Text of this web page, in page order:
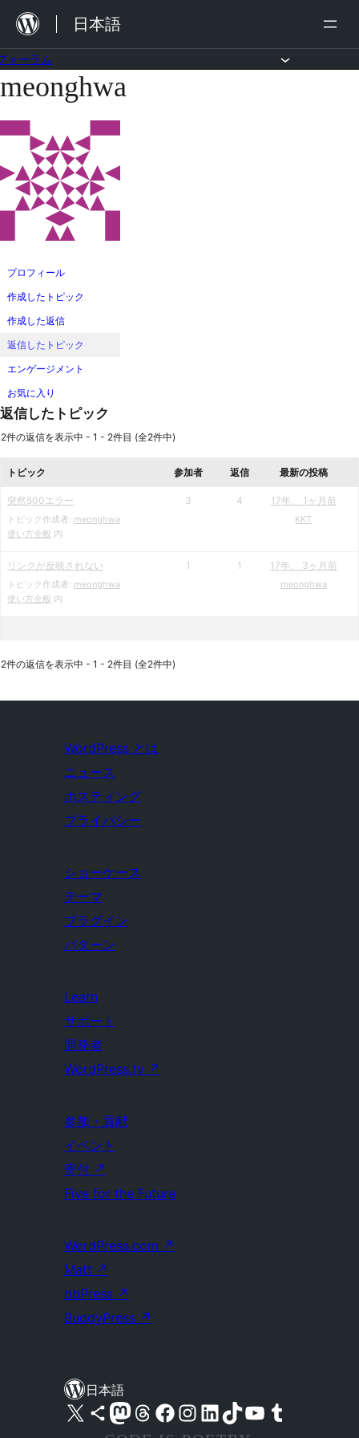
を
ス
ッ
日本語
ォーラム
コ
ツ
ッ
プ
meonghwa
プロフィール
作成したトピック
作成した返信
返信したトピック
エンゲージメント
お気に入り
返信したトピック
2件の返信を表示中 - 1 - 2件目 (全2件中)
トピック 参加者 返信 最新の投稿
突然500エラー
トピック作成者: meonghwa
使い方全般 内
3 4 17年、 1ヶ月前
KKT
リンクが反映されない
トピック作成者: meonghwa
使い方全般 内
1 1 17年、 3ヶ月前
meonghwa
2件の返信を表示中 - 1 - 2件目 (全2件中)
WordPress とは
ニュース
ホスティング
プライバシー
ショーケース
テーマ
プラグイン
パターン
Learn
サポート
開発者
WordPress.tv ↗
参加・貢献
イベント
寄付 ↗
Five for the Future
WordPress.com ↗
Matt ↗
bbPress ↗
BuddyPress ↗
日本語
X (旧 Twitter) アカウントへ Bluesky アカウントへ Mastodon アカウントへ Threads アカウントへ Facebook ページへ Instagram アカウントへ LinkedIn アカウントへTikTok アカウントへ YouTube チャンネルへ Tumblr アカウントへ